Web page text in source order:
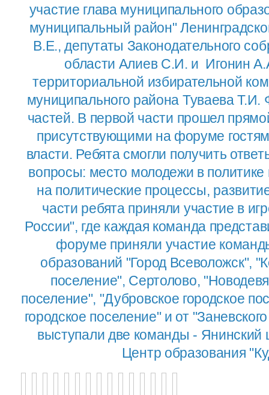
участие глава муниципального
муниципальный район"
В.Е., депутаты Законодательного
области Алиев С.И. и Игонин
территориальной избирательной
муниципального района Туваева Т.И.
частей. В первой части прошел
присутствующими на форуме
власти. Ребята смогли получить
вопросы: место молодежи в политике
на политические процессы,
части ребята приняли участие в
России", где каждая команда
форуме приняли участие
образований "Город Всеволожск",
поселение", Сертолово,
поселение", "Дубровское городское
городское поселение" и от
выступали две команды - Янинский
Центр образования